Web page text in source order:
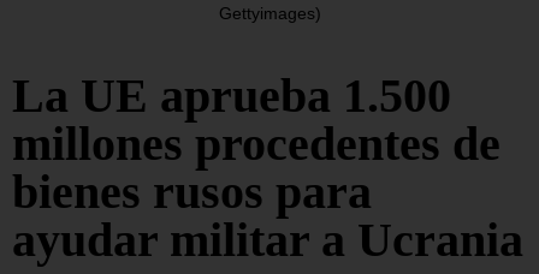
Gettyimages)
La UE aprueba 1.500
millones procedentes de
bienes rusos para
ayudar militar a Ucrania